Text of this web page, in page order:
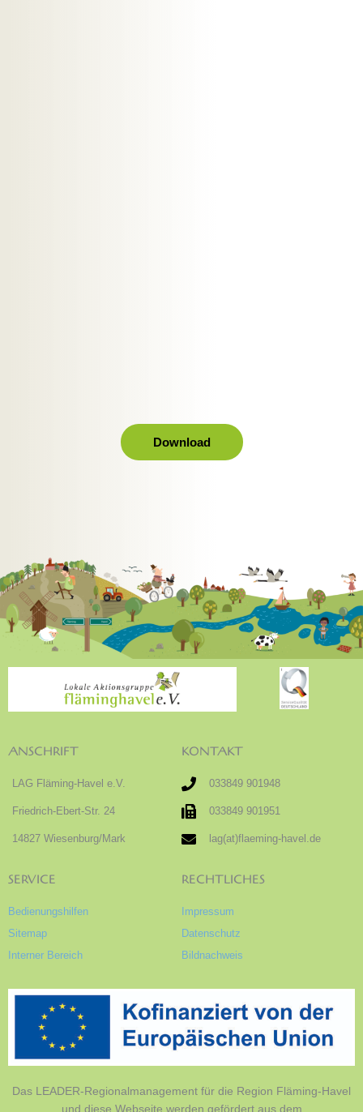
Download
ANSCHRIFT
LAG Fläming-Havel e.V.
Friedrich-Ebert-Str. 24
14827 Wiesenburg/Mark
KONTAKT
033849 901948
033849 901951
lag(at)flaeming-havel.de
SERVICE
Bedienungshilfen
Sitemap
Interner Bereich
RECHTLICHES
Impressum
Datenschutz
Bildnachweis
Das LEADER-Regionalmanagement für die Region Fläming-Havel
und diese Webseite werden gefördert aus dem